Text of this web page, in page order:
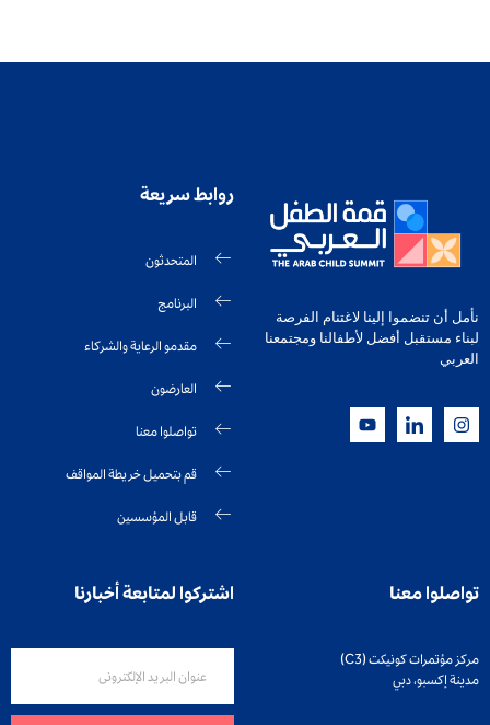
نأمل أن تنضموا إلينا لاغتنام الفرصة
لبناء مستقبل أفضل لأطفالنا ومجتمعنا
العربي
روابط سريعة
المتحدثون
البرنامج
مقدمو الرعاية والشركاء
العارضون
تواصلوا معنا
قم بتحميل خريطة المواقف
قابل المؤسسين
تواصلوا معنا
مركز مؤتمرات كونيكت (C3)
مدينة إكسبو، دبي
اشتركوا لمتابعة أخبارنا